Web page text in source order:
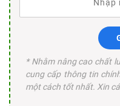
* Nhằm nâng cao chất
cung cấp thông tin
một cách tốt nhất. Xin